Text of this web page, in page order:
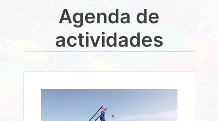
Agenda de
actividades